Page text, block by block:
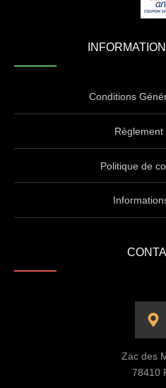
Conditions
Politique de
Zac des
78410